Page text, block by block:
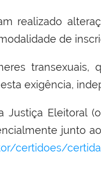
realizado
de
exigência,
Justiça Eleitoral
junto
certidoes/